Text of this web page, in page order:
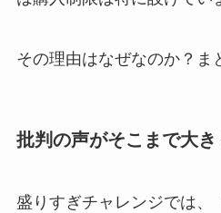
その理由はなぜなのか？ま
批判の声がそこまで大き
盛りすぎチャレンジでは、